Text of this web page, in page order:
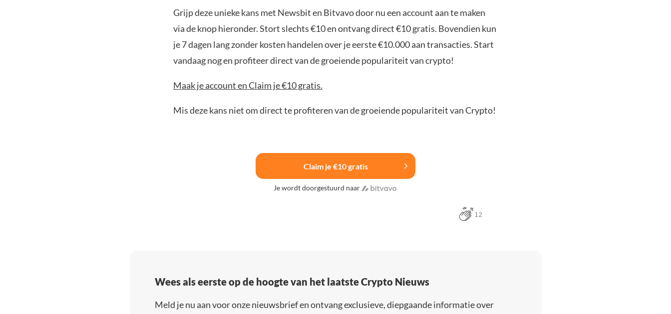
Grijp deze unieke kans met Newsbit en Bitvavo door nu een account aan te maken
via de knop hieronder. Stort slechts €10 en ontvang direct €10 gratis. Bovendien kun
je 7 dagen lang zonder kosten handelen over je eerste €10.000 aan transacties. Start
vandaag nog en profiteer direct van de groeiende populariteit van crypto!
Maak je account en Claim je €10 gratis.
Mis deze kans niet om direct te profiteren van de groeiende populariteit van Crypto!
Claim je €10 gratis
Je wordt doorgestuurd naar
12
Wees als eerste op de hoogte van het laatste Crypto Nieuws
Meld je nu aan voor onze nieuwsbrief en ontvang exclusieve, diepgaande informatie over